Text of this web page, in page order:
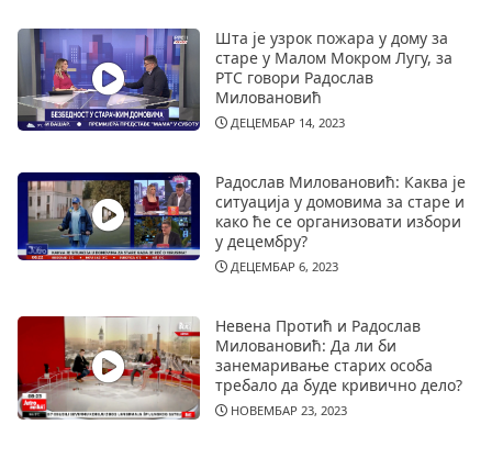
Шта је узрок пожара у дому за
старе у Малом Мокром Лугу, за
РТС говори Радослав
Миловановић
ДЕЦЕМБАР 14, 2023
Радослав Миловановић: Каква је
ситуација у домовима за старе и
како ће се организовати избори
у децембру?
ДЕЦЕМБАР 6, 2023
Невена Протић и Радослав
Миловановић: Да ли би
занемаривање старих особа
требало да буде кривично дело?
НОВЕМБАР 23, 2023